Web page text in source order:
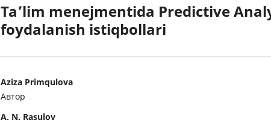
Ta’lim menejmentida Predictive
foydalanish istiqbollari
Aziza Primqulova
Автор
A. N. Rasulov